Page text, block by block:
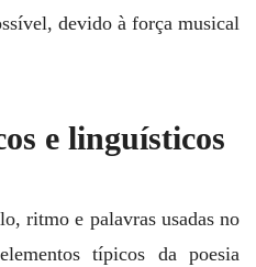
devido à força musical
e linguísticos
ritmo e palavras usadas no
típicos da poesia